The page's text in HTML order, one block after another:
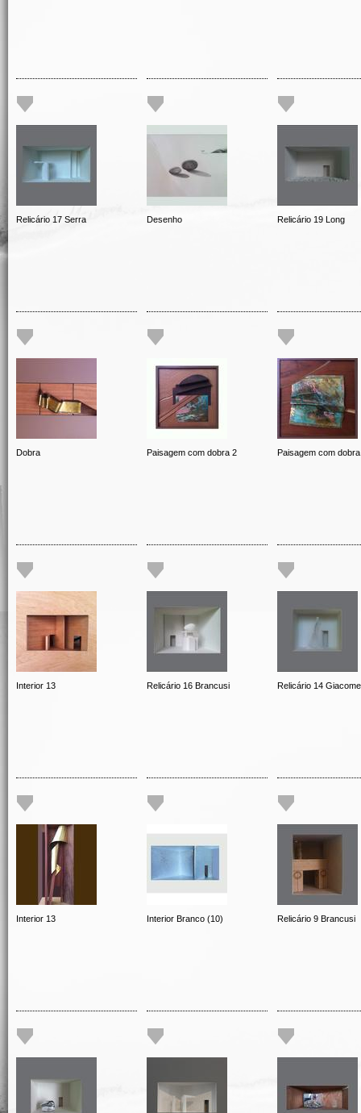
Relicário 17 Serra Desenho Relicário 19 Long
Dobra Paisagem com dobra 2 Paisagem com
Interior 13 Relicário 16 Brancusi Relicário 14
Interior 13 Interior Branco (10) Relicário 9 Brancusi